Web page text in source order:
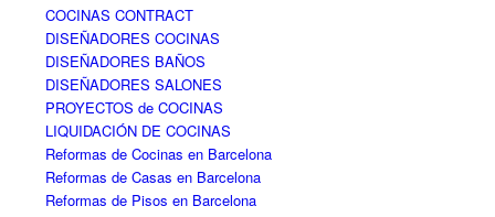
COCINAS CONTRACT
DISEÑADORES COCINAS
DISEÑADORES BAÑOS
DISEÑADORES SALONES
PROYECTOS de COCINAS
LIQUIDACIÓN DE COCINAS
Reformas de Cocinas en Barcelona
Reformas de Casas en Barcelona
Reformas de Pisos en Barcelona